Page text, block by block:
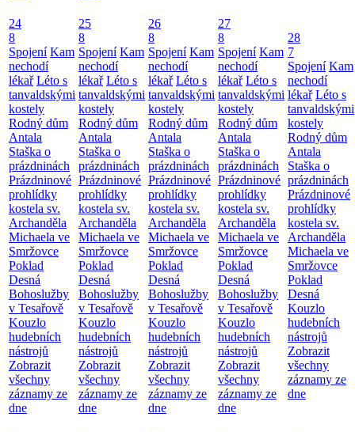
24
8
Spojení Kam
nechodí
lékař Léto s
tanvaldskými
kostely
Rodný dům
Antala
Staška o
prázdninách
Prázdninové
prohlídky
kostela sv.
Archanděla
Michaela ve
Smržovce
Poklad
Desná
Bohoslužby
v Tesařově
Kouzlo
hudebních
nástrojů
Zobrazit
všechny
záznamy ze
dne
25
8
Spojení Kam
nechodí
lékař Léto s
tanvaldskými
kostely
Rodný dům
Antala
Staška o
prázdninách
Prázdninové
prohlídky
kostela sv.
Archanděla
Michaela ve
Smržovce
Poklad
Desná
Bohoslužby
v Tesařově
Kouzlo
hudebních
nástrojů
Zobrazit
všechny
záznamy ze
dne
26
8
Spojení Kam
nechodí
lékař Léto s
tanvaldskými
kostely
Rodný dům
Antala
Staška o
prázdninách
Prázdninové
prohlídky
kostela sv.
Archanděla
Michaela ve
Smržovce
Poklad
Desná
Bohoslužby
v Tesařově
Kouzlo
hudebních
nástrojů
Zobrazit
všechny
záznamy ze
dne
27
8
Spojení Kam
nechodí
lékař Léto s
tanvaldskými
kostely
Rodný dům
Antala
Staška o
prázdninách
Prázdninové
prohlídky
kostela sv.
Archanděla
Michaela ve
Smržovce
Poklad
Desná
Bohoslužby
v Tesařově
Kouzlo
hudebních
nástrojů
Zobrazit
všechny
záznamy ze
dne
28
7
Spojení Kam
nechodí
lékař Léto s
tanvaldskými
kostely
Rodný dům
Antala
Staška o
prázdninách
Prázdninové
prohlídky
kostela sv.
Archanděla
Michaela ve
Smržovce
Poklad
Desná
Kouzlo
hudebních
nástrojů
Zobrazit
všechny
záznamy ze
dne